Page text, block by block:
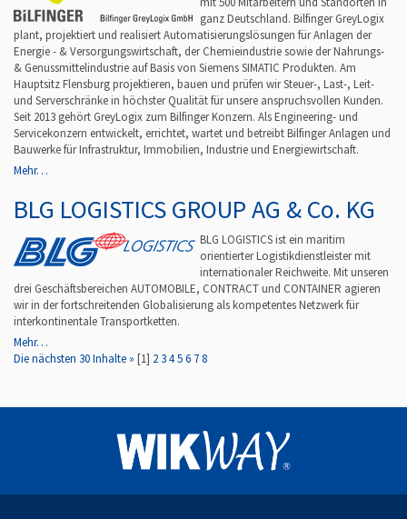
ganz Deutschland. Bilfinger GreyLogix
plant, projektiert und realisiert Automatisierungslösungen für Anlagen der
Energie - & Versorgungswirtschaft, der Chemieindustrie sowie der Nahrungs-
& Genussmittelindustrie auf Basis von Siemens SIMATIC Produkten. Am
Hauptsitz Flensburg projektieren, bauen und prüfen wir Steuer-, Last-, Leit-
und Serverschränke in höchster Qualität für unsere anspruchsvollen Kunden.
Seit 2013 gehört GreyLogix zum Bilfinger Konzern. Als Engineering- und
Servicekonzern entwickelt, errichtet, wartet und betreibt Bilfinger Anlagen und
Bauwerke für Infrastruktur, Immobilien, Industrie und Energiewirtschaft.
Mehr…
BLG LOGISTICS GROUP AG & Co. KG
BLG LOGISTICS ist ein maritim
orientierter Logistikdienstleister mit
internationaler Reichweite. Mit unseren
drei Geschäftsbereichen AUTOMOBILE, CONTRACT und CONTAINER agieren
wir in der fortschreitenden Globalisierung als kompetentes Netzwerk für
interkontinentale Transportketten.
Mehr…
Die nächsten 30 Inhalte » [1] 2 3456 78